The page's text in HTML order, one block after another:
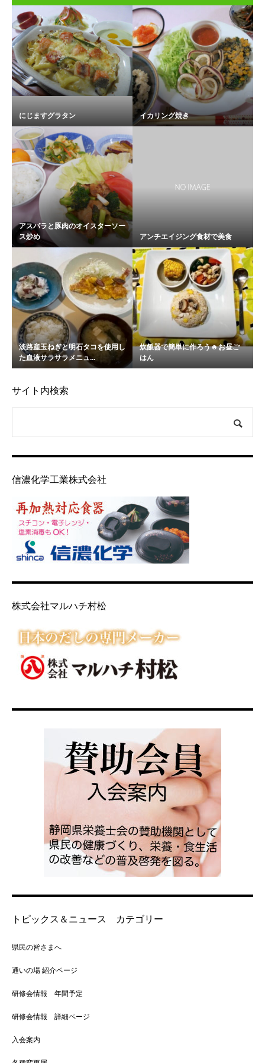
にじますグラタン イカリング焼き
アスパラと豚肉のオイスターソー
ス炒め
アンチエイジング食材で美食
淡路産玉ねぎと明石タコを使用し
た血液サラサラメニュ...
炊飯器で簡単に作ろう☻お昼ご
はん
サイト内検索
信濃化学工業株式会社
株式会社マルハチ村松
トピックス＆ニュース カテゴリー
県民の皆さまへ
通いの場 紹介ページ
研修会情報 年間予定
研修会情報 詳細ページ
入会案内